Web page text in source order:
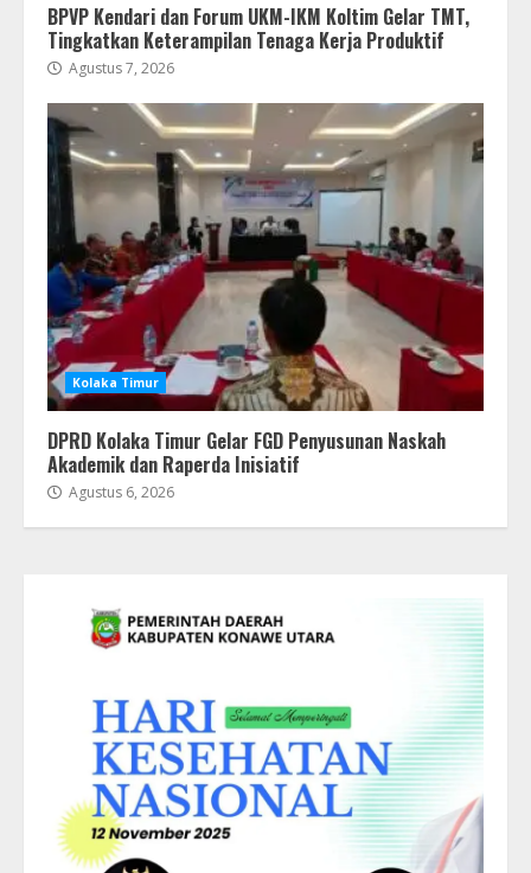
BPVP Kendari dan Forum UKM-IKM Koltim Gelar TMT,
Tingkatkan Keterampilan Tenaga Kerja Produktif
Agustus 7, 2026
Kolaka Timur
DPRD Kolaka Timur Gelar FGD Penyusunan Naskah
Akademik dan Raperda Inisiatif
Agustus 6, 2026